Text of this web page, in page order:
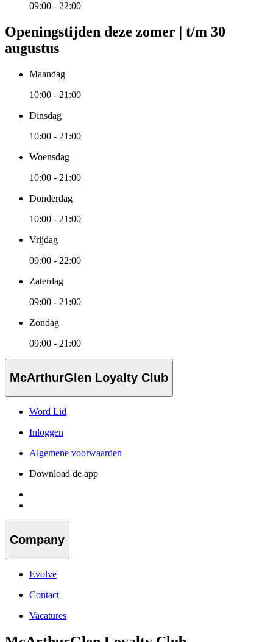
09:00 - 22:00
Openingstijden deze zomer | t/m 30
augustus
Maandag
10:00 - 21:00
Dinsdag
10:00 - 21:00
Woensdag
10:00 - 21:00
Donderdag
10:00 - 21:00
Vrijdag
09:00 - 22:00
Zaterdag
09:00 - 21:00
Zondag
09:00 - 21:00
McArthurGlen Loyalty Club
Word Lid
Inloggen
Algemene voorwaarden
Download de app
Company
Evolve
Contact
Vacatures